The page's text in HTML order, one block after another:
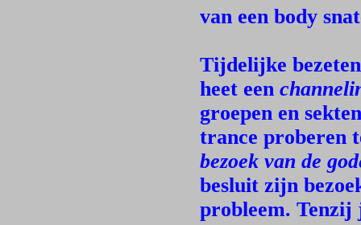
van een body
Tijdelijke
heet een
groepen en
trance proberen
bezoek van de
besluit zijn
probleem.